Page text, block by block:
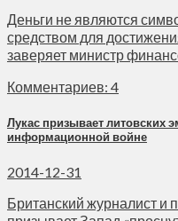
Деньги не являются
средством для
заверяет министр
Комментариев: 4
Лукас призывает литовских
информационной войне
2014-12-31
Британский журналист и